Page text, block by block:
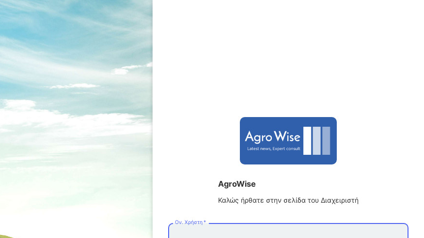
AgroWise
Καλώς ήρθατε στην σελίδα του Διαχειριστή
Ον. Χρήστη*